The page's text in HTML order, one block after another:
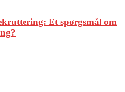
Et spørgsmål om